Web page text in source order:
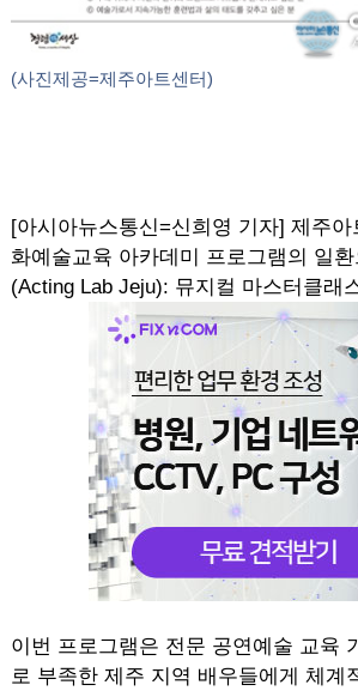
(사진제공=제주아트센터)
[아시아뉴스통신=신희영 기자] 제주아
화예술교육 아카데미 프로그램의 일환
(Acting Lab Jeju): 뮤지컬 마스터클래
이번 프로그램은 전문 공연예술 교육
로 부족한 제주 지역 배우들에게 체계